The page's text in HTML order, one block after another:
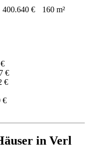
400.640 € 160 m²
€
€
€
in Verl